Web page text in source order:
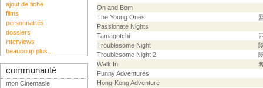
On and Bom
The Young Ones
Passionate Nights
Tamagotchi
Troublesome Night
Troublesome Night 2
Walk In
Funny Adventures
Hong-Kong Adventure
ajout de fiche
films
personnalités
dossiers
interviews
beaucoup plus...
communauté
mon Cinemasie